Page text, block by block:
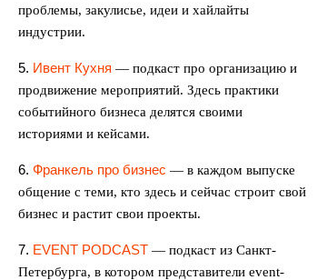
проблемы, закулисье, идеи и хайлайты
индустрии.
5. Ивент Кухня — подкаст про организацию и
продвижение мероприятий. Здесь практики
событийного бизнеса делятся своими
историями и кейсами.
6. Франкель про бизнес — в каждом выпуске
общение с теми, кто здесь и сейчас строит свой
бизнес и растит свои проекты.
7. EVENT PODCAST — подкаст из Санкт-
Петербурга, в котором представители event-